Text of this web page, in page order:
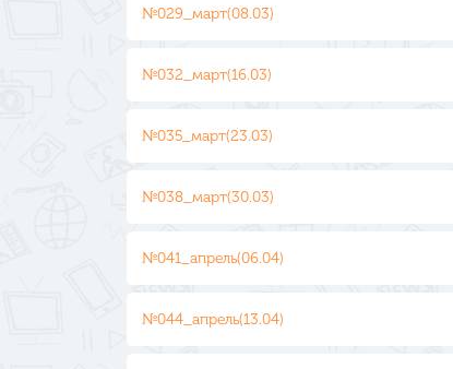
№029_март(08.03)
№032_март(16.03)
№035_март(23.03)
№038_март(30.03)
№041_апрель(06.04)
№044_апрель(13.04)